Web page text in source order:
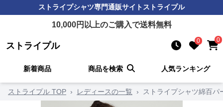
ストライプシャツ専門通販サイト ストライプル
10,000円以上のご購入で送料無料
ストライプル 0 0
新着商品 商品を検索 人気ランキング
ストライプル TOP › レディースの一覧 › ストライプシャツ綿百